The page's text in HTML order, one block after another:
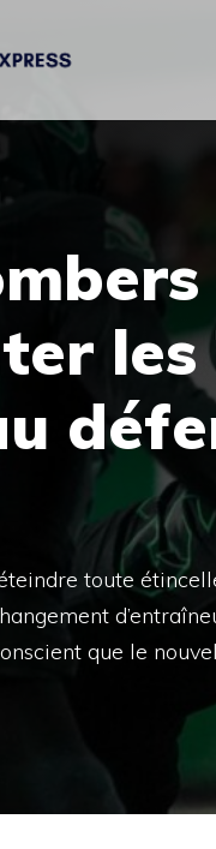
les
toute
que le